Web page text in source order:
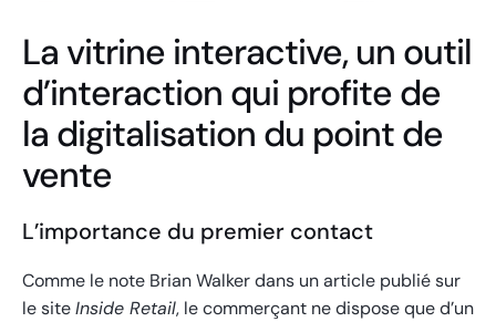
La vitrine interactive, un outil
d’interaction qui profite de
la digitalisation du point de
vente
L’importance du premier contact
Comme le note Brian Walker dans un article publié sur
le siteInside Retail, le commerçant ne dispose que d’un